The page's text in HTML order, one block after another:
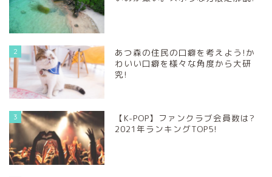
2
あつ森の住民の口癖を考えよう!か
わいい口癖を様々な角度から大研
究!
3
【K-POP】ファンクラブ会員数は?
2021年ランキングTOP5!